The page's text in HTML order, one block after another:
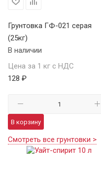
Грунтовка ГФ-021 серая
(25кг)
В наличии
Цена за 1 кг с НДС
128 ₽
В корзину
Смотреть все грунтовки >